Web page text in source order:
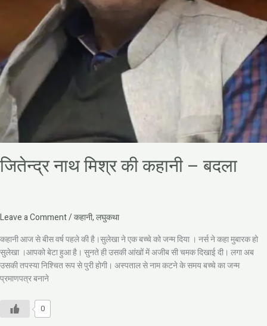
जितेन्द्र नाथ मिश्र की कहानी – बदला
Leave a Comment/कहानी,लघुकथा
कहानी आज से बीस वर्ष पहले की है।सुलेखा ने एक बच्चे को जन्म दिया । नर्स ने कहा मुबारक हो
सुलेखा ।आपको बेटा हुआ है। सुनते ही उसकी आंखों में अजीब सी चमक दिखाई दी। लगा अब
उसकी तपस्या निश्चित रूप से पुरी होगी। अस्पताल से नाम कटने के समय बच्चे का जन्म
प्रमाणपत्र बनाने
0